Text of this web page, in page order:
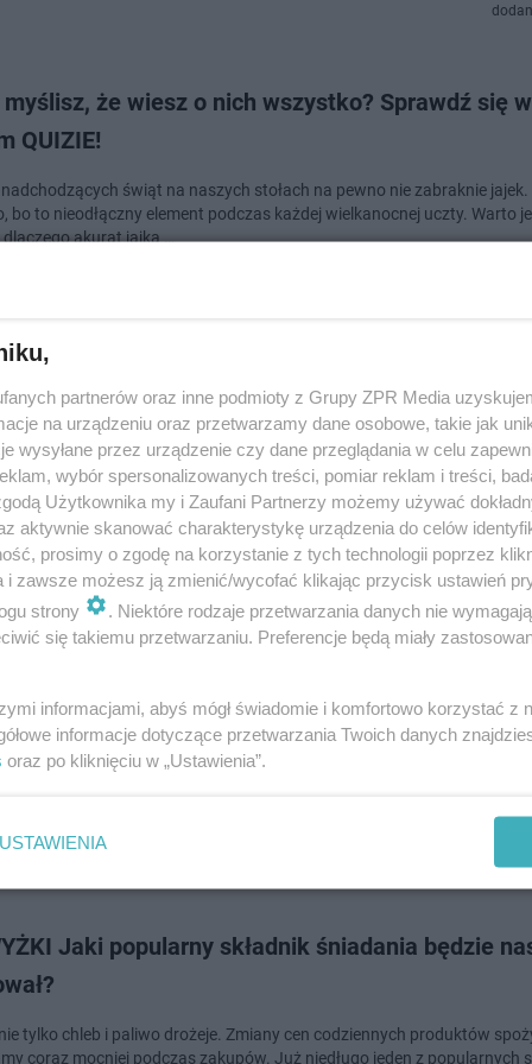
że wiesz o nich wszystko? Sprawdź się w
QUIZIE!
świąt na naszych stołach na pewno nie zabraknie jajek.
bo to nieodłączny element podczas każdej wielkanocnej uczty. Warto
dlaczego akurat jajka …
2022 - jak naturalnie farbować jajka? Proste i
sposoby
2022 - jak naturalnie farbować jajka? Takie pytanie zadają sobie
W sklepach znajdziemy wiele ,,upiększaczy" do naszego koszyczka.
wydamy niep…
[LISTA]
wydaje nam się idealnym miejscem do przechowywania
spożywczych to nieświadomie, wkładając tam wiele produktów
Jaki popularny składnik śniadania będzie
tylko chleb i paliwo drożeje. Zmiany cen codziennych produktów
coraz mocniej podczas zakupów. Już niedługo jeden z popularnych
partnerów oraz inne podmioty z Grupy ZPR Media
na urządzeniu oraz przetwarzamy dane osobowe, takie jak
wysyłane przez urządzenie czy dane przeglądania w celu
wybór spersonalizowanych treści, pomiar reklam i treści,
Użytkownika my i Zaufani Partnerzy możemy używać
aktywnie skanować charakterystykę urządzenia do celów
prosimy o zgodę na korzystanie z tych technologii poprzez
i zawsze możesz ją zmienić/wycofać klikając przycisk ustawień
strony
. Niektóre rodzaje przetwarzania danych nie
się takiemu przetwarzaniu. Preferencje będą miały
informacjami, abyś mógł świadomie i komfortowo korzystać z
informacje dotyczące przetwarzania Twoich danych
oraz po kliknięciu w „Ustawienia”.
USTAWIENIA